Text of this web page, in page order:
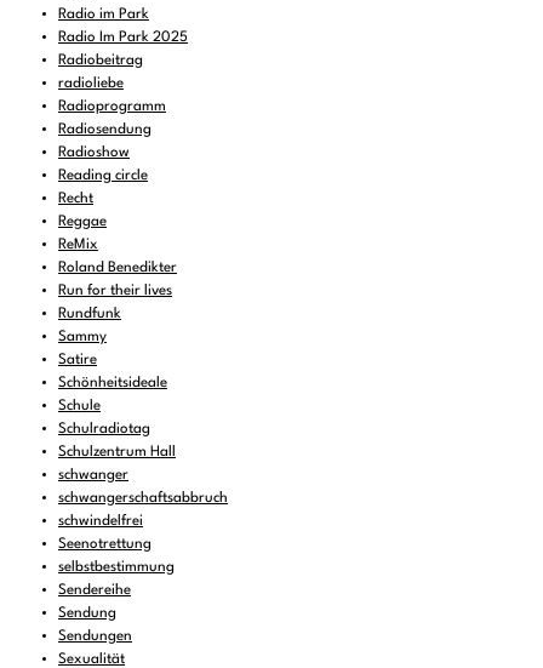
Radio im Park
Radio Im Park 2025
Radiobeitrag
radioliebe
Radioprogramm
Radiosendung
Radioshow
Reading circle
Recht
Reggae
ReMix
Roland Benedikter
Run for their lives
Rundfunk
Sammy
Satire
Schönheitsideale
Schule
Schulradiotag
Schulzentrum Hall
schwanger
schwangerschaftsabbruch
schwindelfrei
Seenotrettung
selbstbestimmung
Sendereihe
Sendung
Sendungen
Sexualität